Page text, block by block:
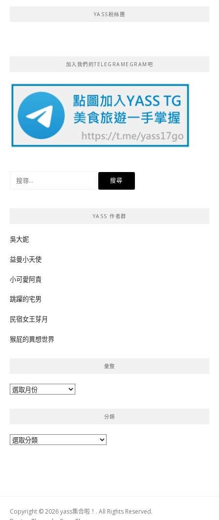
YASS粉絲團
加入我們的TELEGRAMEGRAM吧
YASS 作者群
吳大妮
益曼小天使
小可愛阿貴
跳躍的宅男
民宿女王芽月
猴屁的異想世界
彙整
彙
分類
分
Copyright © 2026 yass集合啦！. All Rights Reserved.